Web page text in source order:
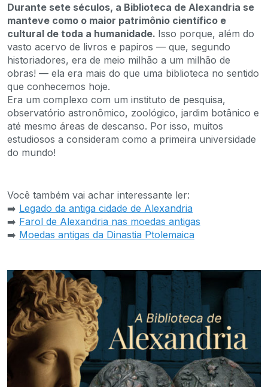
Durante sete séculos, a Biblioteca de Alexandria se
manteve como o maior patrimônio científico e
cultural de toda a humanidade. Isso porque, além do
vasto acervo de livros e papiros — que, segundo
historiadores, era de meio milhão a um milhão de
obras! — ela era mais do que uma biblioteca no sentido
que conhecemos hoje.
Era um complexo com um instituto de pesquisa,
observatório astronômico, zoológico, jardim botânico e
até mesmo áreas de descanso. Por isso, muitos
estudiosos a consideram como a primeira universidade
do mundo!
Você também vai achar interessante ler:
➡️ Legado da antiga cidade de Alexandria
➡️ Farol de Alexandria nas moedas antigas
➡️ Moedas antigas da Dinastia Ptolemaica